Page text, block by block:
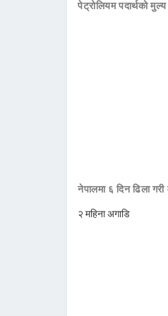
पेट्रोलियम पदार्थको
नेपालमा ६ दिन ढिला
२ महिना अगाडि